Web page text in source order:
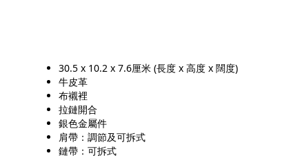
30.5 x 10.2 x 7.6厘米 (長度 x 高度 x 闊度)
牛皮革
布襯裡
拉鏈開合
銀色金屬件
肩帶：調節及可拆式
鏈帶：可拆式